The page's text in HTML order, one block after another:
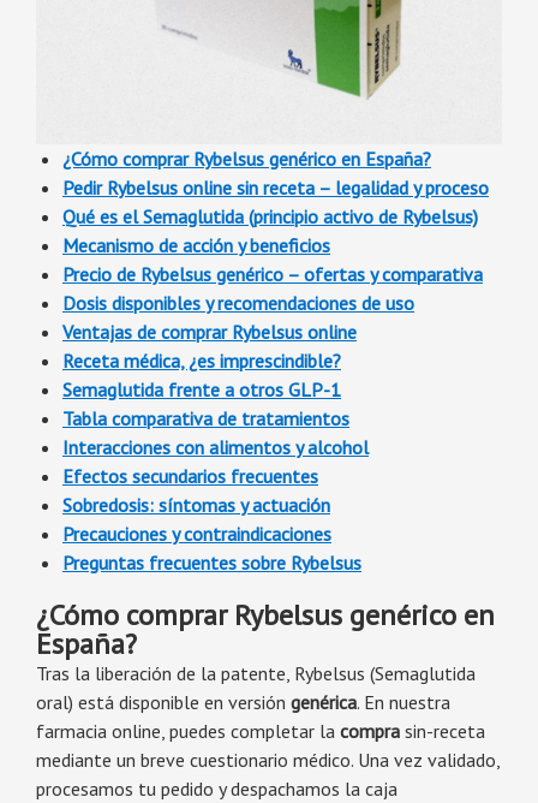
¿Cómo comprar Rybelsus genérico en España?
Pedir Rybelsus online sin receta – legalidad y proceso
Qué es el Semaglutida (principio activo de Rybelsus)
Mecanismo de acción y beneficios
Precio de Rybelsus genérico – ofertas y comparativa
Dosis disponibles y recomendaciones de uso
Ventajas de comprar Rybelsus online
Receta médica, ¿es imprescindible?
Semaglutida frente a otros GLP-1
Tabla comparativa de tratamientos
Interacciones con alimentos y alcohol
Efectos secundarios frecuentes
Sobredosis: síntomas y actuación
Precauciones y contraindicaciones
Preguntas frecuentes sobre Rybelsus
¿Cómo comprar Rybelsus genérico en
España?
Tras la liberación de la patente, Rybelsus (Semaglutida
oral) está disponible en versión genérica. En nuestra
farmacia online, puedes completar la compra sin-receta
mediante un breve cuestionario médico. Una vez validado,
procesamos tu pedido y despachamos la caja